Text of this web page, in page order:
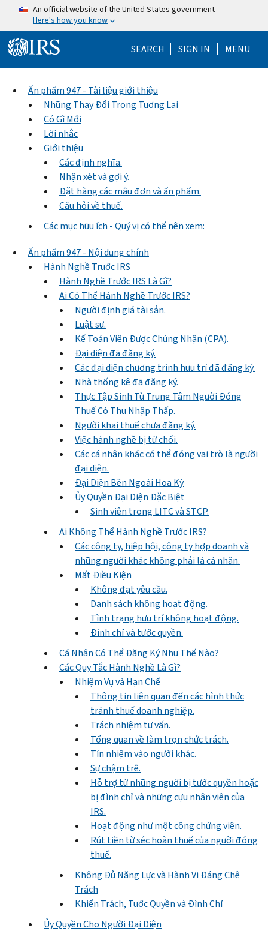
Skip to main content
An official website of the United States government
Here's how you know
SEARCH Help Menu
SIGN IN MENU
Ấn phẩm 947 - Tài liệu giới thiệu
Những Thay Đổi Trong Tương Lai
Có Gì Mới
Lời nhắc
Giới thiệu
Các định nghĩa.
Nhận xét và gợi ý.
Đặt hàng các mẫu đơn và ấn phẩm.
Câu hỏi về thuế.
Các mục hữu ích - Quý vị có thể nên xem:
Ấn phẩm 947 - Nội dung chính
Hành Nghề Trước IRS
Hành Nghề Trước IRS Là Gì?
Ai Có Thể Hành Nghề Trước IRS?
Người định giá tài sản.
Luật sư.
Kế Toán Viên Được Chứng Nhận (CPA).
Đại diện đã đăng ký.
Các đại diện chương trình hưu trí đã đăng ký.
Nhà thống kê đã đăng ký.
Thực Tập Sinh Từ Trung Tâm Người Đóng
Thuế Có Thu Nhập Thấp.
Người khai thuế chưa đăng ký.
Việc hành nghề bị từ chối.
Các cá nhân khác có thể đóng vai trò là người
đại diện.
Đại Diện Bên Ngoài Hoa Kỳ
Ủy Quyền Đại Diện Đặc Biệt
Sinh viên trong LITC và STCP.
Ai Không Thể Hành Nghề Trước IRS?
Các công ty, hiệp hội, công ty hợp doanh và
những người khác không phải là cá nhân.
Mất Điều Kiện
Không đạt yêu cầu.
Danh sách không hoạt động.
Tình trạng hưu trí không hoạt động.
Đình chỉ và tước quyền.
Cá Nhân Có Thể Đăng Ký Như Thế Nào?
Các Quy Tắc Hành Nghề Là Gì?
Nhiệm Vụ và Hạn Chế
Thông tin liên quan đến các hình thức
tránh thuế doanh nghiệp.
Trách nhiệm tư vấn.
Tổng quan về làm trọn chức trách.
Tín nhiệm vào người khác.
Sự chậm trễ.
Hỗ trợ từ những người bị tước quyền hoặc
bị đình chỉ và những cựu nhân viên của
IRS.
Hoạt động như một công chứng viên.
Rút tiền từ séc hoàn thuế của người đóng
thuế.
Không Đủ Năng Lực và Hành Vi Đáng Chê
Trách
Khiển Trách, Tước Quyền và Đình Chỉ
Ủy Quyền Cho Người Đại Diện